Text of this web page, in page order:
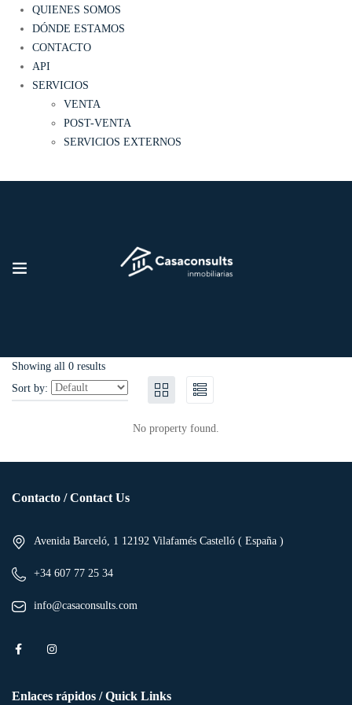
QUIENES SOMOS
DÓNDE ESTAMOS
CONTACTO
API
SERVICIOS
VENTA
POST-VENTA
SERVICIOS EXTERNOS
Showing all 0 results
Sort by:
No property found.
Contacto / Contact Us
Avenida Barceló, 1 12192 Vilafamés Castelló ( España )
+34 607 77 25 34
info@casaconsults.com
Enlaces rápidos / Quick Links